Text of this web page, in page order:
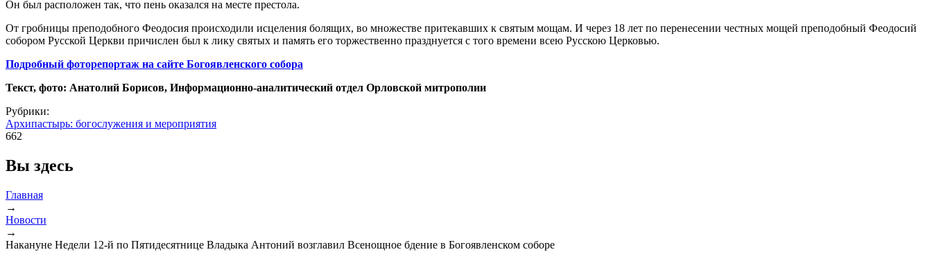
Он был расположен так, что пень оказался на месте престола.
От гробницы преподобного Феодосия происходили исцеления болящих, во множестве притекавших к святым мощам. И через 18 лет по перенесении честных мощей преподобный Феодосий
собором Русской Церкви причислен был к лику святых и память его торжественно празднуется с того времени всею Русскою Церковью.
Подробный фоторепортаж на сайте Богоявленского собора
Текст, фото: Анатолий Борисов, Информационно-аналитический отдел Орловской митрополии
Рубрики:
Архипастырь: богослужения и мероприятия
662
Вы здесь
Главная
→
Новости
→
Накануне Недели 12-й по Пятидесятнице Владыка Антоний возглавил Всенощное бдение в Богоявленском соборе